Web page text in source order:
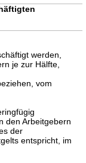
werden,
je zur Hälfte,
vom
den Arbeitgebern
der
entspricht, im